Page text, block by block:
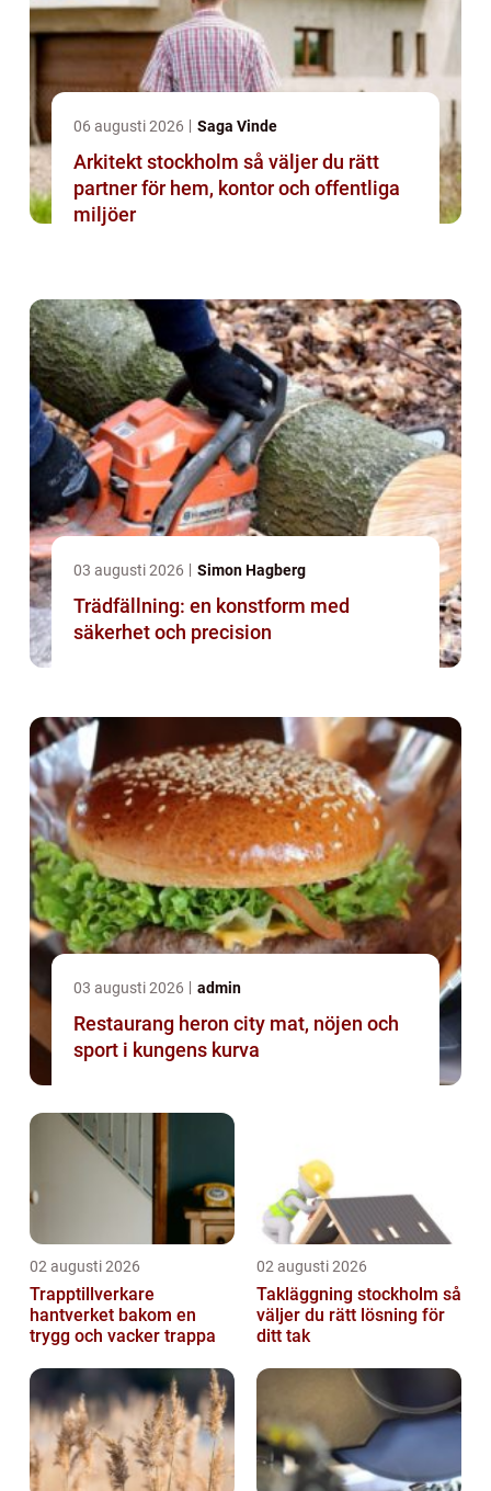
06 augusti 2026 Saga Vinde
Arkitekt stockholm så väljer du rätt
partner för hem, kontor och offentliga
miljöer
03 augusti 2026 Simon Hagberg
Trädfällning: en konstform med
säkerhet och precision
03 augusti 2026 admin
Restaurang heron city mat, nöjen och
sport i kungens kurva
02 augusti 2026
Trapptillverkare
hantverket bakom en
trygg och vacker trappa
02 augusti 2026
Takläggning stockholm så
väljer du rätt lösning för
ditt tak